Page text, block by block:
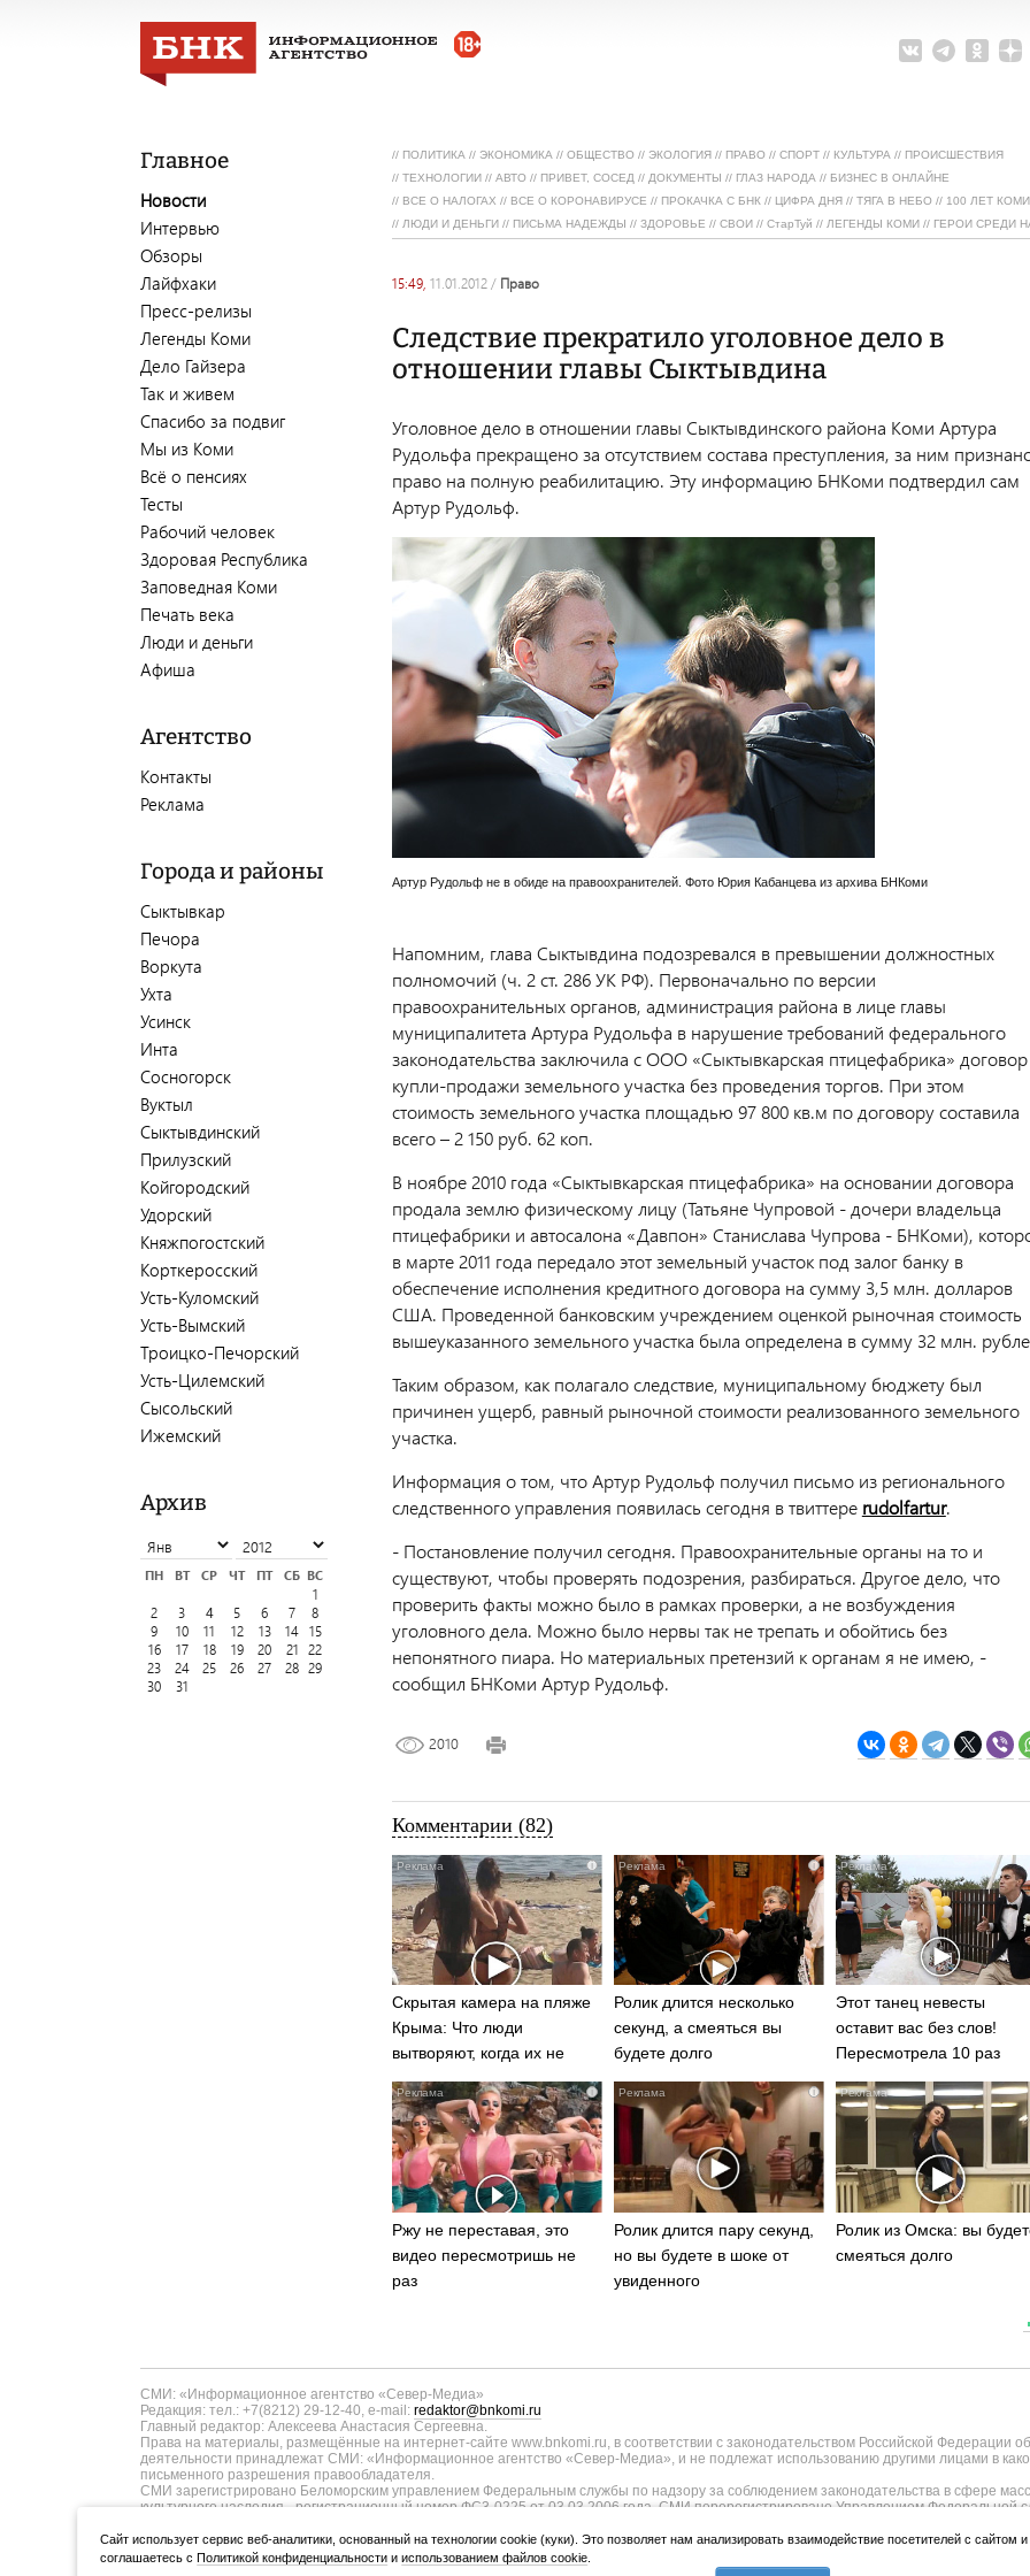
Главное
Новости
Интервью
Обзоры
Лайфхаки
Пресс-релизы
Легенды Коми
Дело Гайзера
Так и живем
Спасибо за подвиг
Мы из Коми
Всё о пенсиях
Тесты
Рабочий человек
Здоровая Республика
Заповедная Коми
Печать века
Люди и деньги
Афиша
Агентство
Контакты
Реклама
Города и районы
Сыктывкар
Печора
Воркута
Ухта
Усинск
Инта
Сосногорск
Вуктыл
Сыктывдинский
Прилузский
Койгородский
Удорский
Княжпогостский
Корткеросский
Усть-Куломский
Усть-Вымский
Троицко-Печорский
Усть-Цилемский
Сысольский
Ижемский
Архив
ПН ВТ СР ЧТ ПТ СБ ВС
1
2
3 4 5 6 7
8
9
10 11 12 13 14 15
16
17 18 19 20 21 22
23
24 25 26 27 28 29
30
31
// ПОЛИТИКА // ЭКОНОМИКА // ОБЩЕСТВО // ЭКОЛОГИЯ // ПРАВО // СПОРТ // КУЛЬТУРА // ПРОИСШЕСТВИЯ
// ТЕХНОЛОГИИ // АВТО // ПРИВЕТ, СОСЕД // ДОКУМЕНТЫ // ГЛАЗ НАРОДА // БИЗНЕС В ОНЛАЙНЕ
// ВСЕ О НАЛОГАХ // ВСЕ О КОРОНАВИРУСЕ // ПРОКАЧКА С БНК // ЦИФРА ДНЯ // ТЯГА В НЕБО // 100 ЛЕТ КОМИ
// ЛЮДИ И ДЕНЬГИ // ПИСЬМА НАДЕЖДЫ // ЗДОРОВЬЕ // СВОИ // СтарТуй // ЛЕГЕНДЫ КОМИ // ГЕРОИ СРЕДИ
15:49, 11.01.2012 / право
Следствие прекратило уголовное дело в
отношении главы Сыктывдина
Уголовное дело в отношении главы Сыктывдинского района Коми Артура
Рудольфа прекращено за отсутствием состава преступления, за ним
право на полную реабилитацию. Эту информацию БНКоми подтвердил сам
Артур Рудольф.
Артур Рудольф не в обиде на правоохранителей. Фото Юрия Кабанцева из архива БНКоми
Напомним, глава Сыктывдина подозревался в превышении должностных
полномочий (ч. 2 ст. 286 УК РФ). Первоначально по версии
правоохранительных органов, администрация района в лице главы
муниципалитета Артура Рудольфа в нарушение требований федерального
законодательства заключила с ООО «Сыктывкарская птицефабрика» договор
купли-продажи земельного участка без проведения торгов. При этом
стоимость земельного участка площадью 97 800 кв.м по договору составила
всего – 2 150 руб. 62 коп.
В ноябре 2010 года «Сыктывкарская птицефабрика» на основании договора
продала землю физическому лицу (Татьяне Чупровой - дочери владельца
птицефабрики и автосалона «Давпон» Станислава Чупрова - БНКоми),
в марте 2011 года передало этот земельный участок под залог банку в
обеспечение исполнения кредитного договора на сумму 3,5 млн. долларов
США. Проведенной банковским учреждением оценкой рыночная стоимость
вышеуказанного земельного участка была определена в сумму 32 млн.
Таким образом, как полагало следствие, муниципальному бюджету был
причинен ущерб, равный рыночной стоимости реализованного земельного
участка.
Информация о том, что Артур Рудольф получил письмо из регионального
следственного управления появилась сегодня в твиттере rudolfartur.
- Постановление получил сегодня. Правоохранительные органы на то и
существуют, чтобы проверять подозрения, разбираться. Другое дело, что
проверить факты можно было в рамках проверки, а не возбуждения
уголовного дела. Можно было нервы так не трепать и обойтись без
непонятного пиара. Но материальных претензий к органам я не имею, -
сообщил БНКоми Артур Рудольф.
2010
Комментарии (82)
i
Скрытая камера на пляже
Крыма: Что люди
вытворяют, когда их не
видят...
i
Ролик длится несколько
секунд, а смеяться вы
будете долго
Этот танец невесты
оставит вас без слов!
Пересмотрела 10 раз
i
Ржу не переставая, это
видео пересмотришь не
раз
i
Ролик длится пару секунд,
но вы будете в шоке от
увиденного
Ролик из Омска: вы
смеяться долго
СМИ: «Информационное агентство «Север-Медиа»
Редакция: тел.: +7(8212) 29-12-40, e-mail: redaktor@bnkomi.ru
Главный редактор: Алексеева Анастасия Сергеевна.
Права на материалы, размещённые на интернет-сайте www.bnkomi.ru, в соответствии с законодательством Российской Федерации
деятельности принадлежат СМИ: «Информационное агентство «Север-Медиа», и не подлежат использованию другими лицами в
письменного разрешения правообладателя.
СМИ зарегистрировано Беломорским управлением Федеральным службы по надзору за соблюдением законодательства в сфере
культурного наследия - регистрационный номер ФС3-0225 от 03.03.2006 года. СМИ перерегистрировано Управлением Федеральной
ТУ11-00371 от 01.06.2017 года. В запись о регистрации СМИ внесены изменения Федеральной службы по надзору в сфере связи,
коммуникаций в связи с изменением территории распространения, уточнением тематики - регистрационный номер ИА № ФС77-
Учредитель (соучредители): Администрация Главы Республики Коми и Правительства Республики Коми (167010, Республика Коми,
Cайт использует сервис веб-аналитики, основанный на технологии cookie (куки). Это позволяет нам анализировать взаимодействие посетителей с
соглашаетесь сПолитикой конфиденциальности ииспользованием файлов cookie